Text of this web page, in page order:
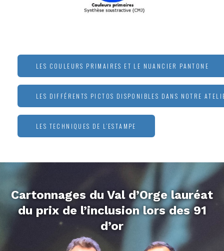
LES COULEURS PRIMAIRES ET LE NUANCIER PANTONE
LES DIFFÉRENTS PICTOS DISPONIBLES DANS NOTRE
LES TECHNIQUES DE L’ESTAMPE
Cartonnages du Val d’Orge lauréat
du prix de l’inclusion lors des 91
d’or